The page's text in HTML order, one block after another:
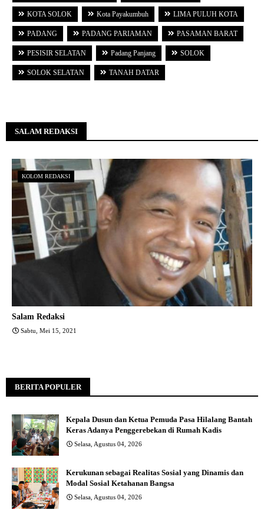
KOTA SOLOK Kota Payakumbuh LIMA PULUH KOTA
PADANG PADANG PARIAMAN PASAMAN BARAT
PESISIR SELATAN Padang Panjang SOLOK
SOLOK SELATAN TANAH DATAR
SALAM REDAKSI
KOLOM REDAKSI
Salam Redaksi
Sabtu, Mei 15, 2021
BERITA POPULER
Kepala Dusun dan Ketua Pemuda Pasa Hilalang Bantah
Keras Adanya Penggerebekan di Rumah Kadis
Selasa, Agustus 04, 2026
Kerukunan sebagai Realitas Sosial yang Dinamis dan
Modal Sosial Ketahanan Bangsa
Selasa, Agustus 04, 2026